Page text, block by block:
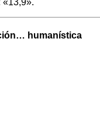
«13,9».
humanística